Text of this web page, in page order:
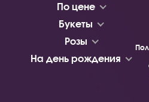
По цене
Букеты
Розы
На день рождения